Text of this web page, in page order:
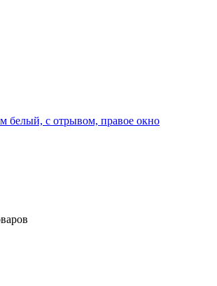
белый, с отрывом, правое окно